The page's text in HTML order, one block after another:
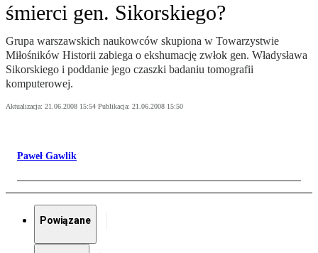
śmierci gen. Sikorskiego?
Grupa warszawskich naukowców skupiona w Towarzystwie
Miłośników Historii zabiega o ekshumację zwłok gen. Władysława
Sikorskiego i poddanie jego czaszki badaniu tomografii
komputerowej.
Aktualizacja: 21.06.2008 15:54 Publikacja: 21.06.2008 15:50
Paweł Gawlik
Powiązane